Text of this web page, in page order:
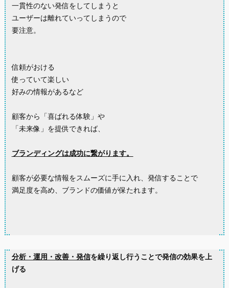
一貫性のない発信をしてしまうと
ユーザーは離れていってしまうので
要注意。
信頼がおける
使っていて楽しい
好みの情報があるなど
顧客から「喜ばれる体験」や
「未来像」を提供できれば、
ブランディングは成功に繋がります。
顧客が必要な情報をスムーズに手に入れ、発信することで
満足度を高め、ブランドの価値が保たれます。
分析・運用・改善・発信を繰り返し行うことで発信の効果を上
げる